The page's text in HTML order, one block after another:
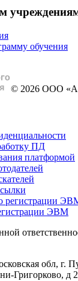
обучения
© 2026 ООО
ПД
платформой
регистрации
ЭВМ
обл, г.
Григорково, д